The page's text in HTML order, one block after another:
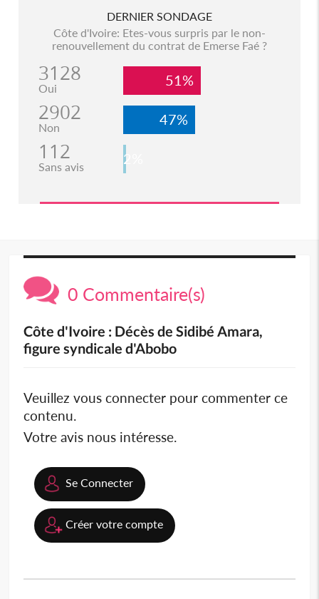
DERNIER SONDAGE
Côte d'Ivoire: Etes-vous surpris par le non-
renouvellement du contrat de Emerse Faé ?
3128
Oui 51%
2902
Non 47%
112
Sans avis 2%
0 Commentaire(s)
Côte d'Ivoire : Décès de Sidibé Amara,
figure syndicale d'Abobo
Veuillez vous connecter pour commenter ce
contenu.
Votre avis nous intéresse.
Se Connecter
Créer votre compte